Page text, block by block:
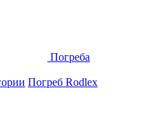
Погреба
Погреб Rodlex